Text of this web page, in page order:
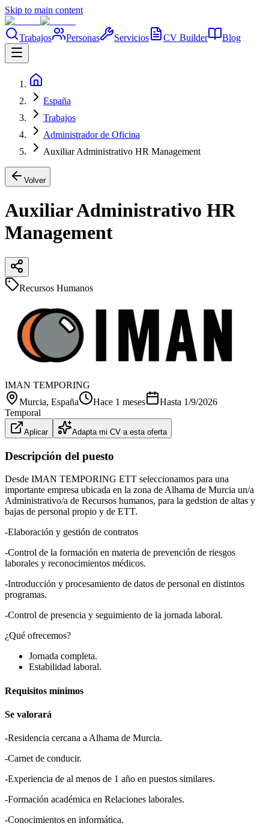
Skip to main content
Trabajos Personas Servicios CV Builder Blog
España
Trabajos
Administrador de Oficina
Auxiliar Administrativo HR Management
Volver
Auxiliar Administrativo HR
Management
Recursos Humanos
IMAN TEMPORING
Murcia, España Hace 1 meses Hasta 1/9/2026
Temporal
Aplicar Adapta mi CV a esta oferta
Descripción del puesto
Desde IMAN TEMPORING ETT seleccionamos para una
importante empresa ubicada en la zona de Alhama de Murcia un/a
Administrativo/a de Recursos humanos, para la gedstion de altas y
bajas de personal propio y de ETT.
-Elaboración y gestión de contratos
-Control de la formación en materia de prevención de riesgos
laborales y reconocimientos médicos.
-Introducción y procesamiento de datos de personal en distintos
programas.
-Control de presencia y seguimiento de la jornada laboral.
¿Qué ofrecemos?
Jornada completa.
Estabilidad laboral.
Requisitos mínimos
Se valorará
-Residencia cercana a Alhama de Murcia.
-Carnet de conducir.
-Experiencia de al menos de 1 año en puestos similares.
-Formación académica en Relaciones laborales.
-Conocimientos en informática.